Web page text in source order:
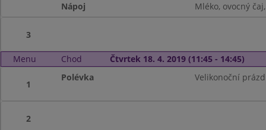
Nápoj
Mléko, ovocný
3
Menu Chod Čtvrtek 18. 4. 2019 (11:45 - 14:45)
1
Polévka Velikonoční
2